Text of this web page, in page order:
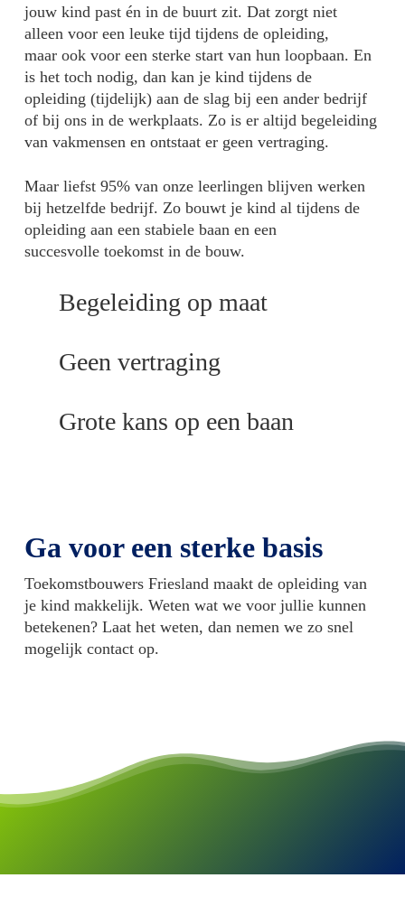
jouw kind past én in de buurt zit.Dat zorgt niet
alleen voor een leuke tijd tijdens de opleiding,
maarook voor een sterke start van hun loopbaan. En
is het toch nodig, dan kan je kind tijdens de
opleiding (tijdelijk) aan de slag bij een ander bedrijf
of bij ons in de werkplaats. Zo is er altijd begeleiding
van vakmensen en ontstaat er geen vertraging.
Maar liefst 95% van onze leerlingen blijven werken
bij hetzelfde bedrijf. Zo bouwt je kind al tijdens de
opleiding aan een stabiele baan eneen
succesvolletoekomst in de bouw.
Begeleiding op maat
Geen vertraging
Grote kans op een baan
Ga voor een sterke basis
Toekomstbouwers Friesland maakt de opleiding van
je kind makkelijk. Weten wat we voor jullie kunnen
betekenen? Laat het weten, dan nemen we zo snel
mogelijk contact op.